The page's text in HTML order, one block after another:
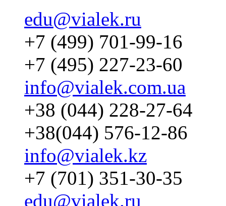
edu@vialek.ru
+7 (499) 701-99-16
+7 (495) 227-23-60
info@vialek.com.ua
+38 (044) 228-27-64
+38(044) 576-12-86
info@vialek.kz
+7 (701) 351-30-35
edu@vialek.ru